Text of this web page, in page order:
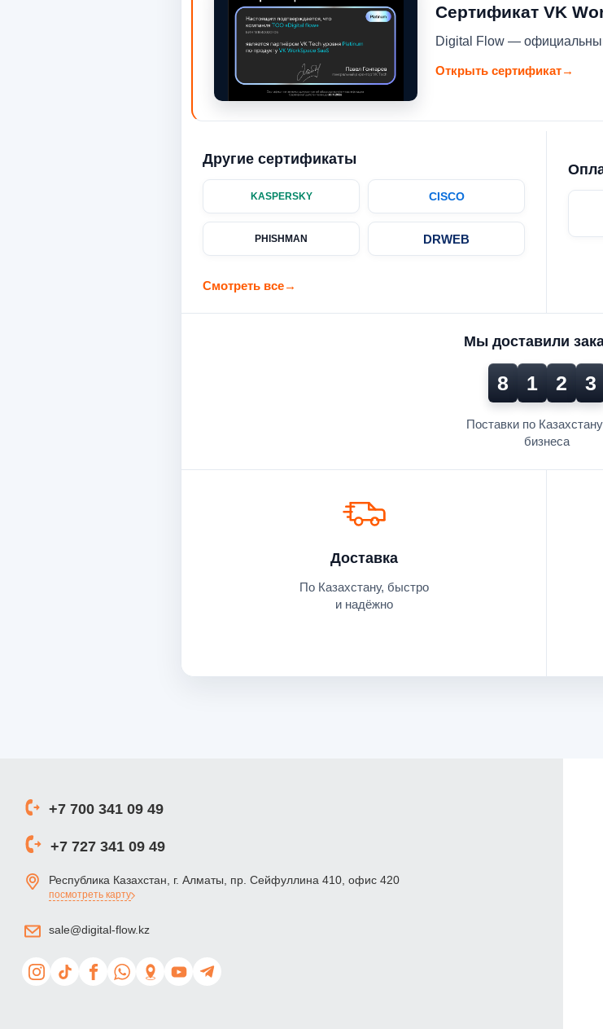
Сертификат VK
Digital Flow —
Открыть сертификат→
Другие сертификаты
KASPERSKY CISCO
PHISHMAN DRWEB
Смотреть все→
Мы доставили
8 1 2 3
Поставки по
бизнеса
Доставка
По Казахстану, быстро
и надёжно
+7 700 341 09 49
+7 727 341 09 49
Республика Казахстан, г. Алматы, пр. Сейфуллина 410, офис 420
посмотреть карту
sale@digital-flow.kz